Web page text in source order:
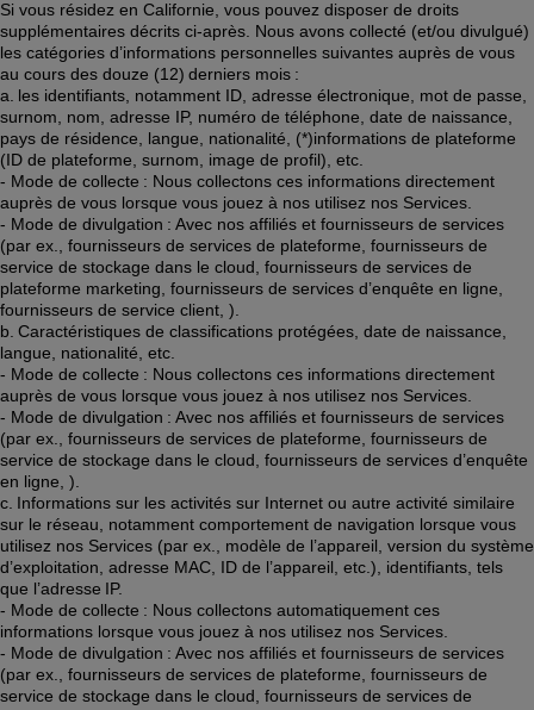
Si vous résidez en Californie, vous pouvez disposer de droits
supplémentaires décrits ci-après. Nous avons collecté (et/ou divulgué)
les catégories d’informations personnelles suivantes auprès de vous
au cours des douze (12) derniers mois :
a. les identifiants, notamment ID, adresse électronique, mot de passe,
surnom, nom, adresse IP, numéro de téléphone, date de naissance,
pays de résidence, langue, nationalité, (*)informations de plateforme
(ID de plateforme, surnom, image de profil), etc.
- Mode de collecte : Nous collectons ces informations directement
auprès de vous lorsque vous jouez à nos utilisez nos Services.
- Mode de divulgation : Avec nos affiliés et fournisseurs de services
(par ex., fournisseurs de services de plateforme, fournisseurs de
service de stockage dans le cloud, fournisseurs de services de
plateforme marketing, fournisseurs de services d’enquête en ligne,
fournisseurs de service client, ).
b. Caractéristiques de classifications protégées, date de naissance,
langue, nationalité, etc.
- Mode de collecte : Nous collectons ces informations directement
auprès de vous lorsque vous jouez à nos utilisez nos Services.
- Mode de divulgation : Avec nos affiliés et fournisseurs de services
(par ex., fournisseurs de services de plateforme, fournisseurs de
service de stockage dans le cloud, fournisseurs de services d’enquête
en ligne, ).
c. Informations sur les activités sur Internet ou autre activité similaire
sur le réseau, notamment comportement de navigation lorsque vous
utilisez nos Services (par ex., modèle de l’appareil, version du système
d’exploitation, adresse MAC, ID de l’appareil, etc.), identifiants, tels
que l’adresse IP.
- Mode de collecte : Nous collectons automatiquement ces
informations lorsque vous jouez à nos utilisez nos Services.
- Mode de divulgation : Avec nos affiliés et fournisseurs de services
(par ex., fournisseurs de services de plateforme, fournisseurs de
service de stockage dans le cloud, fournisseurs de services de